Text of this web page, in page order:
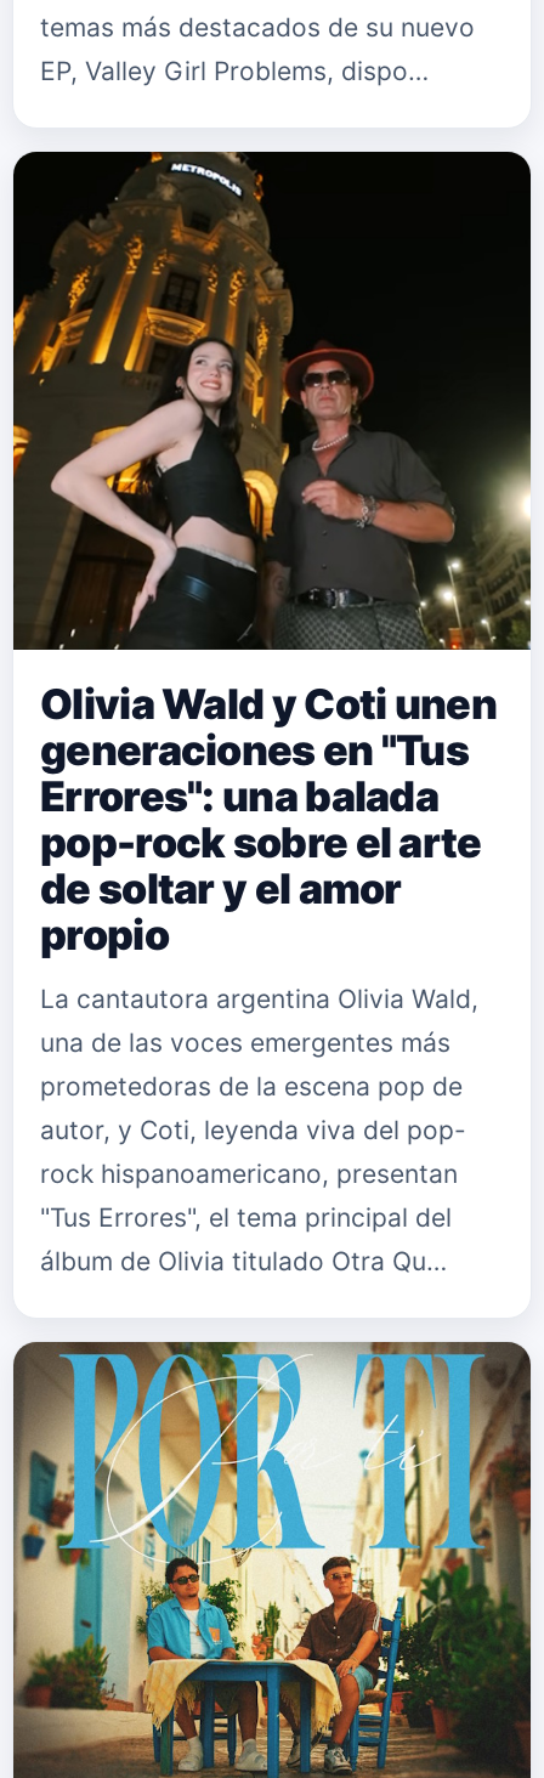
temas más destacados de su nuevo
EP, Valley Girl Problems, dispo…
Olivia Wald y Coti unen
generaciones en "Tus
Errores": una balada
pop-rock sobre el arte
de soltar y el amor
propio
La cantautora argentina Olivia Wald,
una de las voces emergentes más
prometedoras de la escena pop de
autor, y Coti, leyenda viva del pop-
rock hispanoamericano, presentan
"Tus Errores", el tema principal del
álbum de Olivia titulado Otra Qu…